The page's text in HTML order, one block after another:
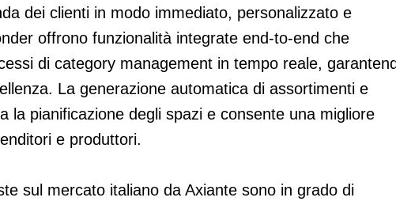
dei clienti in modo immediato, personalizzato e
offrono funzionalità integrate end-to-end che
di category management in tempo reale,
La generazione automatica di assortimenti e
la pianificazione degli spazi e consente una migliore
e produttori.
sul mercato italiano da Axiante sono in grado di